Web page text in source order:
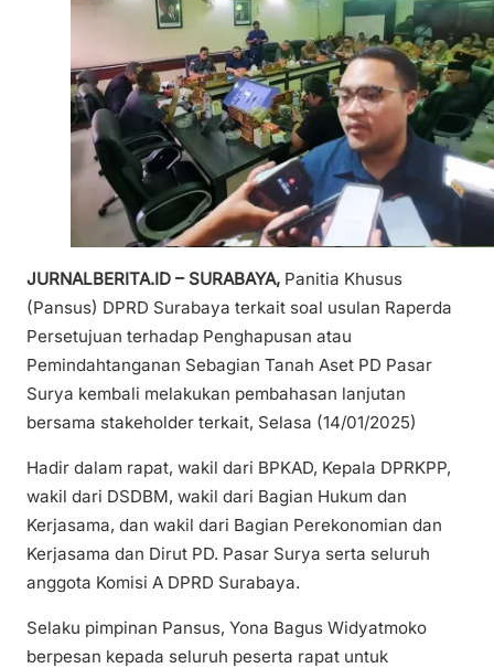
JURNALBERITA.ID – SURABAYA, Panitia Khusus
(Pansus) DPRD Surabaya terkait soal usulan Raperda
Persetujuan terhadap Penghapusan atau
Pemindahtanganan Sebagian Tanah Aset PD Pasar
Surya kembali melakukan pembahasan lanjutan
bersama stakeholder terkait, Selasa (14/01/2025)
Hadir dalam rapat, wakil dari BPKAD, Kepala DPRKPP,
wakil dari DSDBM, wakil dari Bagian Hukum dan
Kerjasama, dan wakil dari Bagian Perekonomian dan
Kerjasama dan Dirut PD. Pasar Surya serta seluruh
anggota Komisi A DPRD Surabaya.
Selaku pimpinan Pansus, Yona Bagus Widyatmoko
berpesan kepada seluruh peserta rapat untuk